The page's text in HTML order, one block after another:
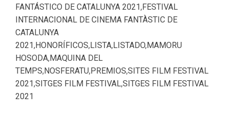
FANTÁSTICO DE CATALUNYA 2021,FESTIVAL
INTERNACIONAL DE CINEMA FANTÀSTIC DE
CATALUNYA
2021,HONORÍFICOS,LISTA,LISTADO,MAMORU
HOSODA,MAQUINA DEL
TEMPS,NOSFERATU,PREMIOS,SITES FILM FESTIVAL
2021,SITGES FILM FESTIVAL,SITGES FILM FESTIVAL
2021